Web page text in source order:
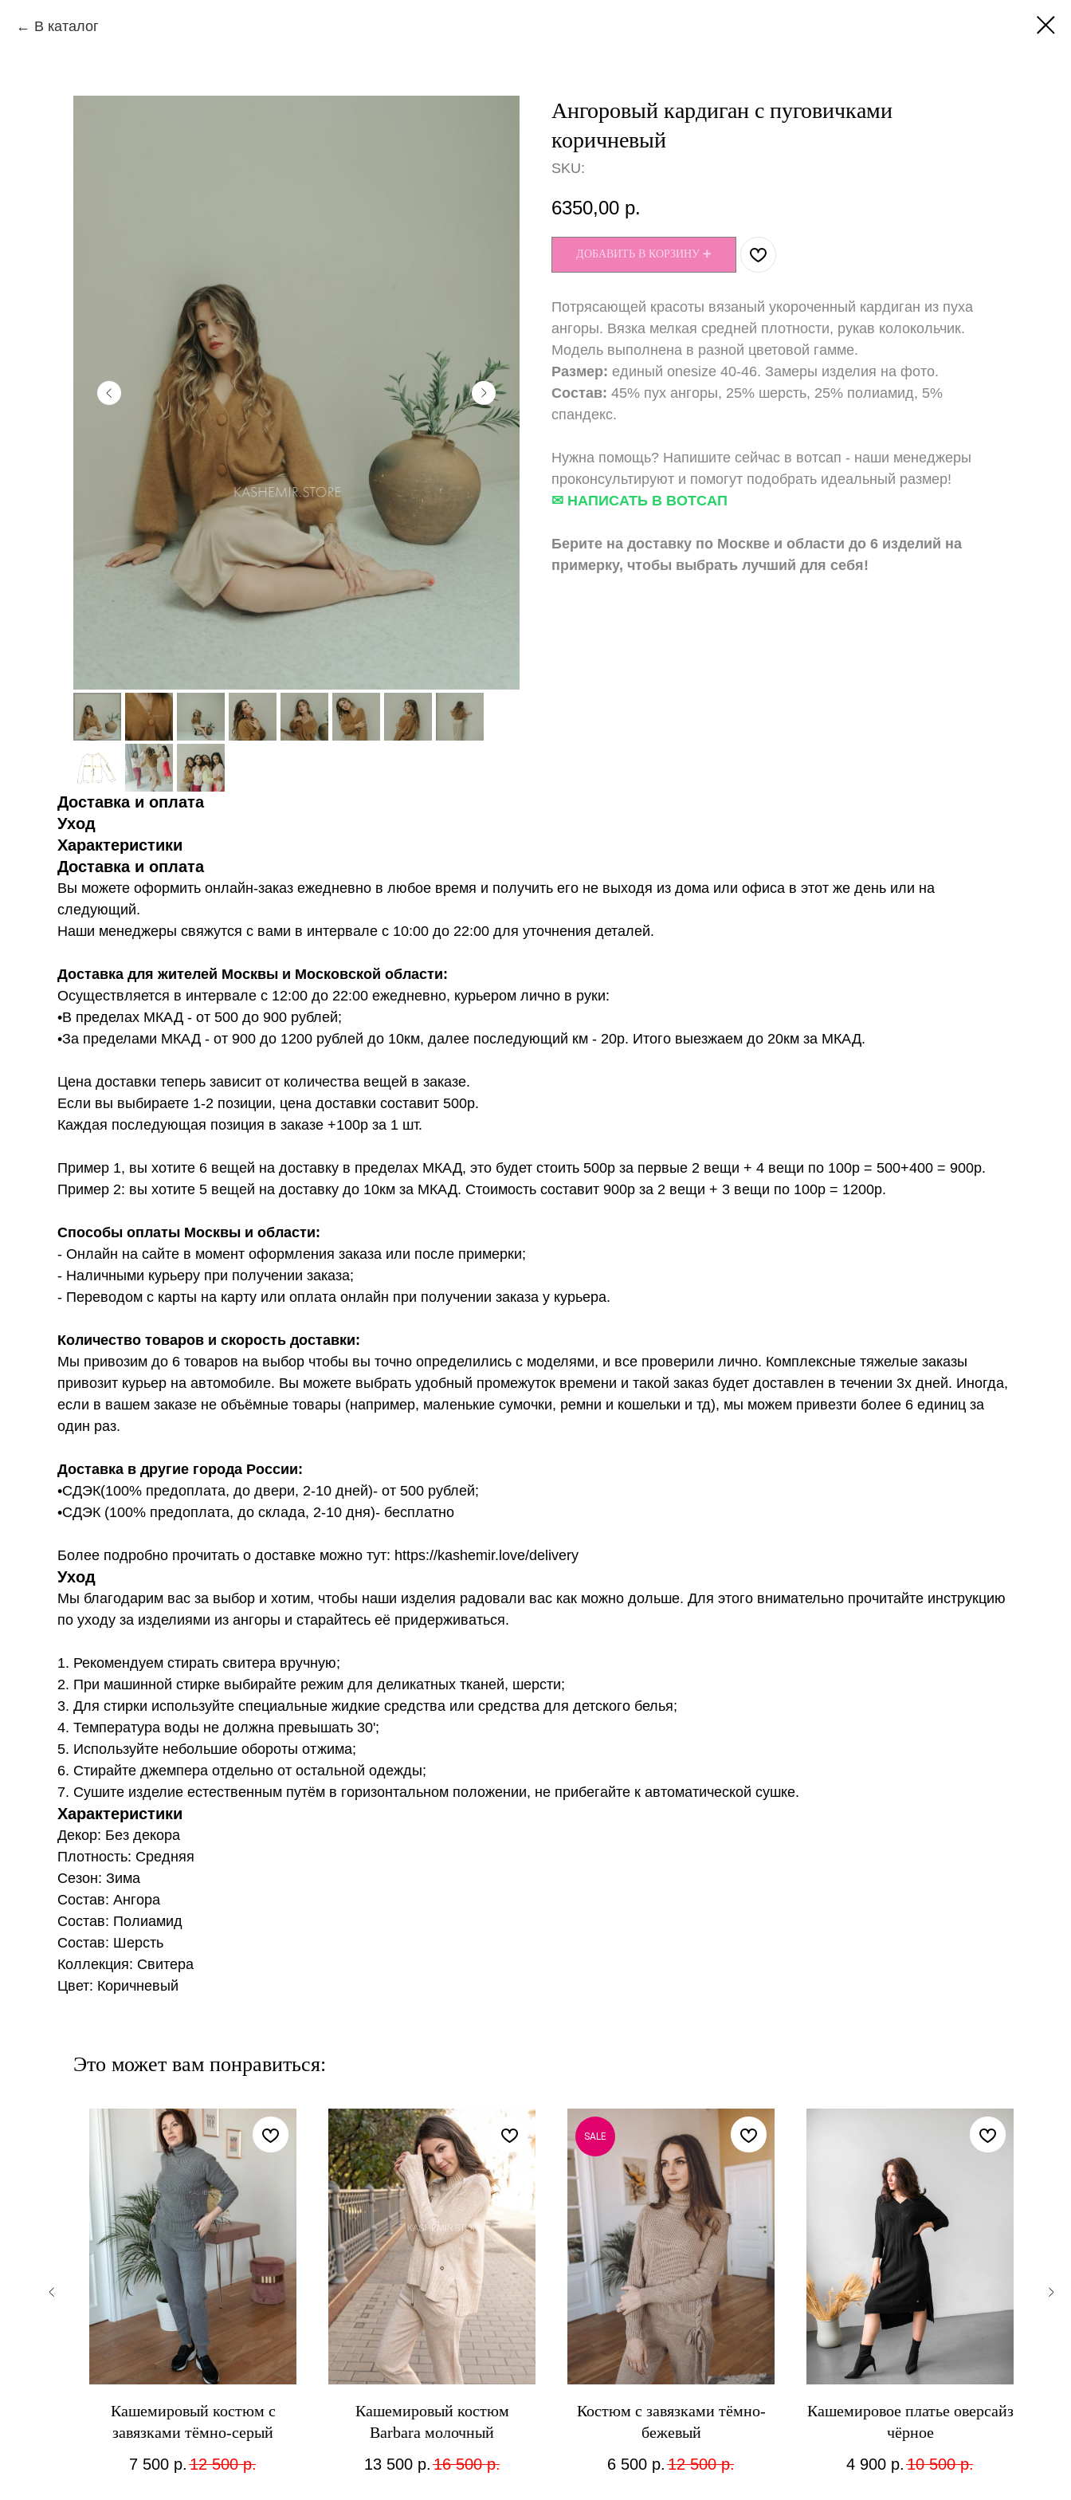
В каталог
Ангоровый кардиган с пуговичками
коричневый
SKU:
6350,00 р.
ДОБАВИТЬ В КОРЗИНУ ➕
Потрясающей красоты вязаный укороченный кардиган из пуха
ангоры. Вязка мелкая средней плотности, рукав колокольчик.
Модель выполнена в разной цветовой гамме.
Размер: единый onesize 40-46. Замеры изделия на фото.
Состав: 45% пух ангоры, 25% шерсть, 25% полиамид, 5%
спандекс.
Нужна помощь? Напишите сейчас в вотсап - наши менеджеры
проконсультируют и помогут подобрать идеальный размер!
✉ НАПИСАТЬ В ВОТСАП
Берите на доставку по Москве и области до 6 изделий на
примерку, чтобы выбрать лучший для себя!
Доставка и оплата
Уход
Характеристики
Доставка и оплата
Вы можете оформить онлайн-заказ ежедневно в любое время и получить его не выходя из дома или офиса в этот же день или на
следующий.
Наши менеджеры свяжутся с вами в интервале с 10:00 до 22:00 для уточнения деталей.
Доставка для жителей Москвы и Московской области:
Осуществляется в интервале с 12:00 до 22:00 ежедневно, курьером лично в руки:
•В пределах МКАД - от 500 до 900 рублей;
•За пределами МКАД - от 900 до 1200 рублей до 10км, далее последующий км - 20р. Итого выезжаем до 20км за МКАД.
Цена доставки теперь зависит от количества вещей в заказе.
Если вы выбираете 1-2 позиции, цена доставки составит 500р.
Каждая последующая позиция в заказе +100р за 1 шт.
Пример 1, вы хотите 6 вещей на доставку в пределах МКАД, это будет стоить 500р за первые 2 вещи + 4 вещи по 100р = 500+400 = 900р.
Пример 2: вы хотите 5 вещей на доставку до 10км за МКАД. Стоимость составит 900р за 2 вещи + 3 вещи по 100р = 1200р.
Способы оплаты Москвы и области:
- Онлайн на сайте в момент оформления заказа или после примерки;
- Наличными курьеру при получении заказа;
- Переводом с карты на карту или оплата онлайн при получении заказа у курьера.
Количество товаров и скорость доставки:
Мы привозим до 6 товаров на выбор чтобы вы точно определились с моделями, и все проверили лично. Комплексные тяжелые заказы
привозит курьер на автомобиле. Вы можете выбрать удобный промежуток времени и такой заказ будет доставлен в течении 3х дней. Иногда,
если в вашем заказе не объёмные товары (например, маленькие сумочки, ремни и кошельки и тд), мы можем привезти более 6 единиц за
один раз.
Доставка в другие города России:
•СДЭК(100% предоплата, до двери, 2-10 дней)- от 500 рублей;
•СДЭК (100% предоплата, до склада, 2-10 дня)- бесплатно
Более подробно прочитать о доставке можно тут: https://kashemir.love/delivery
Уход
Мы благодарим вас за выбор и хотим, чтобы наши изделия радовали вас как можно дольше. Для этого внимательно прочитайте инструкцию
по уходу за изделиями из ангоры и старайтесь её придерживаться.
1. Рекомендуем стирать свитера вручную;
2. При машинной стирке выбирайте режим для деликатных тканей, шерсти;
3. Для стирки используйте специальные жидкие средства или средства для детского белья;
4. Температура воды не должна превышать 30';
5. Используйте небольшие обороты отжима;
6. Стирайте джемпера отдельно от остальной одежды;
7. Сушите изделие естественным путём в горизонтальном положении, не прибегайте к автоматической сушке.
Характеристики
Декор: Без декора
Плотность: Средняя
Сезон: Зима
Состав: Ангора
Состав: Полиамид
Состав: Шерсть
Коллекция: Свитера
Цвет: Коричневый
Это может вам понравиться:
Кашемировый костюм с
завязками тёмно-серый
7 500 р. 12 500 р.
Кашемировый костюм
Barbara молочный
13 500 р. 16 500 р.
SALE
Костюм с завязками тёмно-
бежевый
6 500 р. 12 500 р.
Кашемировое платье оверсайз
чёрное
4 900 р. 10 500 р.